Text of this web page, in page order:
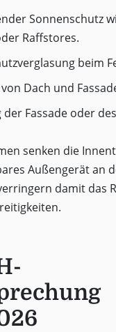
Sonnenschutz
Raffstores.
beim
Dach und
Fassade oder
senken die
Außengerät an
damit das